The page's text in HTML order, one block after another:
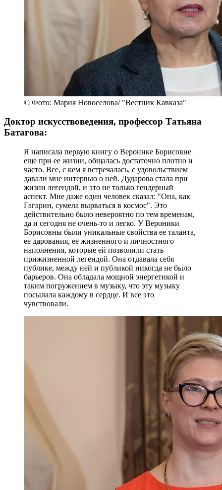
© Фото: Мария Новоселова/ "Вестник Кавказа"
Доктор искусствоведения, профессор Татьяна
Батагова:
Я написала первую книгу о Веронике Борисовне
еще при ее жизни, общалась достаточно плотно и
часто. Все, с кем я встречалась, с удовольствием
давали мне интервью о ней. Дударова стала при
жизни легендой, и это не только гендерный
аспект. Мне даже один человек сказал: "Она, как
Гагарин, сумела вырваться в космос". Это
действительно было невероятно по тем временам,
да и сегодня не очень-то и легко. У Вероники
Борисовны были уникальные свойства ее таланта,
ее дарования, ее жизненного и личностного
наполнения, которые ей позволили стать
прижизненной легендой. Она отдавала себя
публике, между ней и публикой никогда не было
барьеров. Она обладала мощной энергетикой и
таким погружением в музыку, что эту музыку
посылала каждому в сердце. И все это
чувствовали.